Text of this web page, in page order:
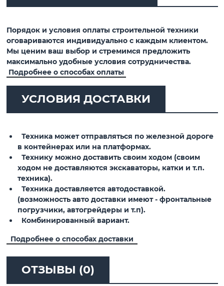
Порядок и условия оплаты строительной техники
оговариваются индивидуально с каждым клиентом.
Мы ценим ваш выбор и стремимся предложить
максимально удобные условия сотрудничества.
Подробнее о способах оплаты
УСЛОВИЯ ДОСТАВКИ
Техника может отправляться по железной дороге
в контейнерах или на платформах.
Технику можно доставить своим ходом (своим
ходом не доставляются экскаваторы, катки и т.п.
техника).
Техника доставляется автодоставкой.
(возможность авто доставки имеют - фронтальные
погрузчики, автогрейдеры и т.п).
Комбинированный вариант.
Подробнее о способах доставки
ОТЗЫВЫ (0)